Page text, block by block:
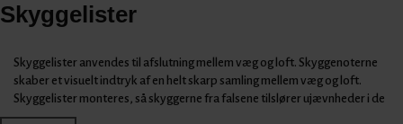
Skyggelister
Skyggelister anvendes til afslutning mellem væg og loft. Skyggenoterne
skaber et visuelt indtryk af en helt skarp samling mellem væg og loft.
Skyggelister monteres, så skyggerne fra falsene tilslører ujævnheder i de
tilstødende flader (typisk væg / loft). Hos Københavns Listefabriks